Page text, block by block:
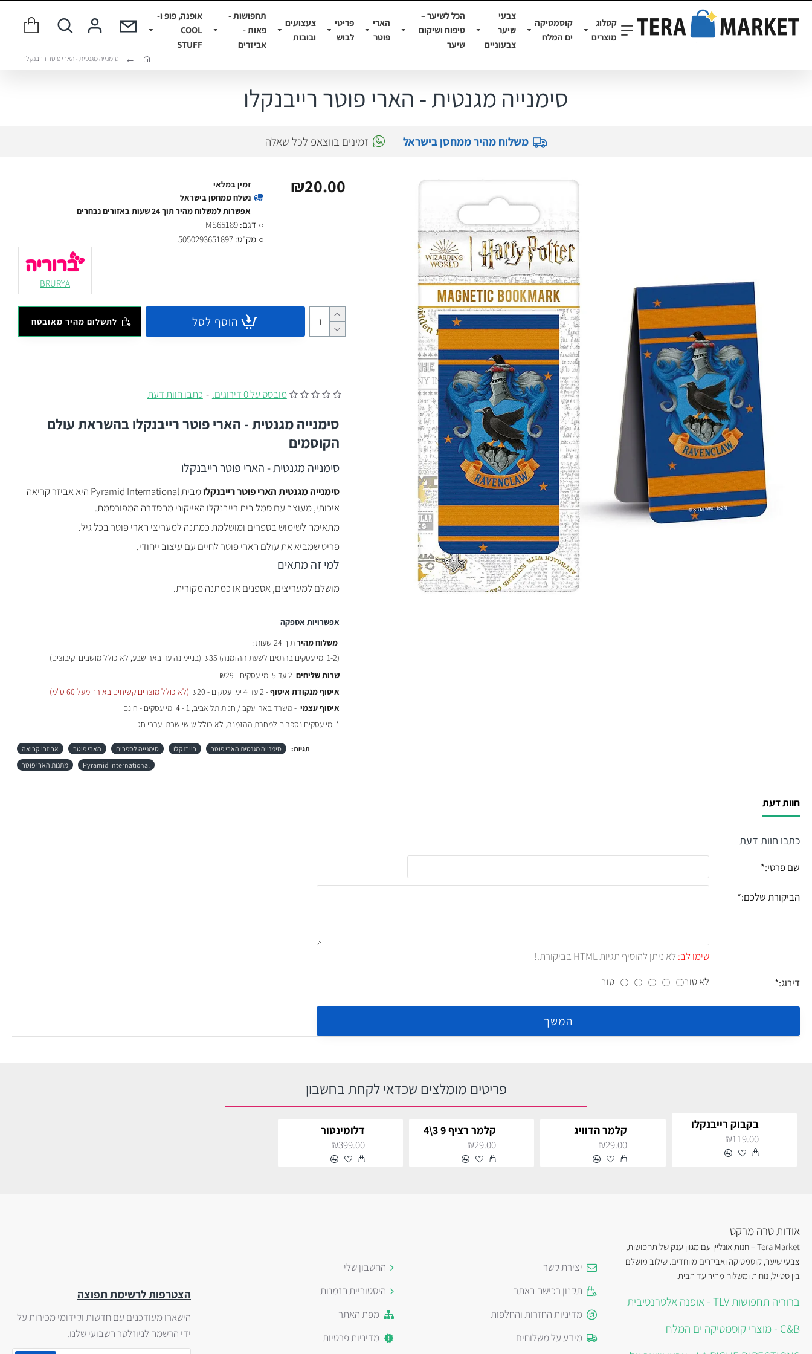
קטלוג
מוצרים
קוסמטיקה
ים המלח
צבעי
שיער
צבעוניים
הכל לשיער –
טיפוח ושיקום
שיער
הארי
פוטר
פריטי
לבוש
צעצועים
ובובות
תחפושות -
פאות -
אביזרים
אופנה, פופ ו-
COOL
STUFF
סימנייה מגנטית - הארי פוטר רייבנקלו
סימנייה מגנטית - הארי פוטר רייבנקלו
משלוח מהיר ממחסן בישראל זמינים בווצאפ לכל שאלה
מובסס על 0 דירוגים. - כתבו חוות דעת
₪20.00
זמין במלאי
נשלח ממחסן בישראל
אפשרות למשלוח מהיר תוך 24 שעות באזורים נבחרים
דגם: MS65189
מק"ט: 5050293651897
BRURYA
הוסף לסל לתשלום מהיר מאובטח
אפשרויות אספקה
משלוח מהירתוך 24 שעות :
(1-2 ימי עסקים בהתאם לשעת ההזמנה)
₪35 (בניימינה עד באר שבע, לא כולל מושבים וקיבוצים)
שרות שליחים: 2 עד 5 ימי עסקים - ₪29
איסוף מנקודת איסוף- 2 עד 4 ימי עסקים - ₪20
(לא כולל מוצרים קשיחים באורך מעל 60 ס"מ)
איסוף עצמי - משרד באר יעקב / חנות תל אביב, 1 - 4 ימי עסקים - חינם
* ימי עסקים נספרים למחרת ההזמנה, לא כולל שישי שבת וערבי חג
סימנייה מגנטית - הארי פוטר רייבנקלו בהשראת עולם
הקוסמים
סימנייה מגנטית - הארי פוטר רייבנקלו
סימנייה מגנטית הארי פוטר רייבנקלו
מבית Pyramid International היא אביזר קריאה
איכותי, מעוצב עם סמל בית רייבנקלו האייקוני מהסדרה המפורסמת.
מתאימה לשימוש בספרים ומושלמת כמתנה למעריצי הארי פוטר בכל גיל.
פריט שמביא את עולם הארי פוטר לחיים עם עיצוב ייחודי.
למי זה מתאים
מושלם למעריצים, אספנים או כמתנה מקורית.
תגיות: סימנייה מגנטית הארי פוטר רייבנקלו סימנייה לספרים הארי פוטר
אביזרי קריאה
Pyramid International
מתנות הארי פוטר
חוות דעת
כתבו חוות דעת
שם פרטי:
הביקורת שלכם:
שימו לב: לא ניתן להוסיף תגיות HTML בביקורת.!
דירוג:
לא טוב טוב
המשך
פריטים מומלצים שכדאי לקחת בחשבון
בקבוק רייבנקלו
₪119.00
קלמר הדוויג
₪29.00
קלמר רציף 9 3\4
₪29.00
דלומינטור
₪399.00
אודות טרה מרקט
Tera Market – חנות אונליין עם מגוון ענק של תחפושות,
צבעי שיער, קוסמטיקה ואביזרים מיוחדים. שילוב מושלם
בין סטייל, נוחות ומשלוח מהיר עד הבית.
ברוריה תחפושות TLV - אופנה אלטרנטיבית
C&B - מוצרי קוסמטיקה ים המלח
יצירת קשר
תקנון רכישה באתר
מדיניות החזרות והחלפות
מידע על משלוחים
החשבון שלי
היסטוריית הזמנות
מפת האתר
מדיניות פרטיות
הצטרפות לרשימת תפוצה
הישארו מעודכנים עם חדשות וקידומי מכירות על
ידי הרשמה לניוזלטר השבועי שלנו.